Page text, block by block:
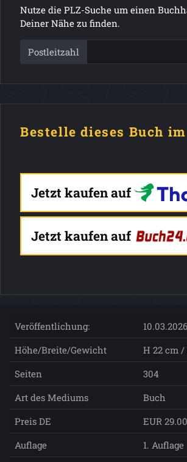
Nutze die PLZ-Suche um einen
Deiner Nähe zu finden.
Postleitzahl
Bestelle dieses Buch
Jetzt kaufen auf
Jetzt kaufen auf
Veröffentlichung:
10.03.2026
Höhe/Breite/Gewicht
H 22 cm /
Seiten
304
Art des Mediums
Buch
Preis DE
EUR 29.00
Auflage
1. Auflage